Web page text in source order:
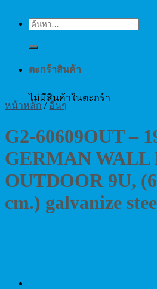
ค้นหา:
ตะกร้าสินค้า
ไม่มีสินค้าในตะกร้า
หน้าหลัก / อื่นๆ
G2-60609OUT –
GERMAN WALL
OUTDOOR 9U,
cm.) galvanize